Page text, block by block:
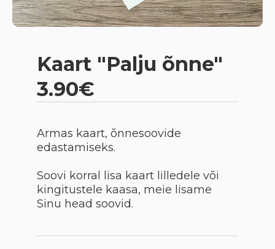
Kaart "Palju õnne"
3.90€
Armas kaart, õnnesoovide
edastamiseks.
Soovi korral lisa kaart lilledele või
kingitustele kaasa, meie lisame
Sinu head soovid.